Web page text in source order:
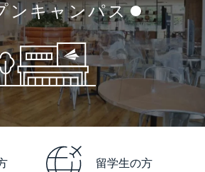
ンキャンパス
留学生の方